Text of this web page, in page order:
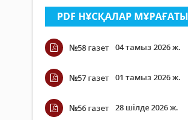
PDF НҰСҚАЛАР МҰРАҒАТЫ
№58 газет 04 тамыз 2026 ж.
№57 газет 01 тамыз 2026 ж.
№56 газет 28 шілде 2026 ж.